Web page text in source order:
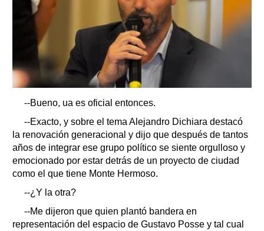
--Bueno, ua es oficial entonces.
--Exacto, y sobre el tema Alejandro Dichiara destacó
la renovación generacional y dijo que después de tantos
años de integrar ese grupo político se siente orgulloso y
emocionado por estar detrás de un proyecto de ciudad
como el que tiene Monte Hermoso.
--¿Y la otra?
--Me dijeron que quien plantó bandera en
representación del espacio de Gustavo Posse y tal cual